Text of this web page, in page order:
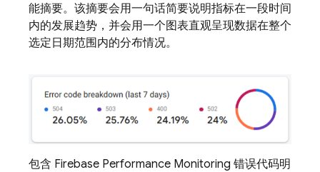
能摘要。该摘要会用一句话简要说明指标在一段时间
内的发展趋势，并会用一个图表直观呈现数据在整个
选定日期范围内的分布情况。
包含 Firebase Performance Monitoring 错误代码明